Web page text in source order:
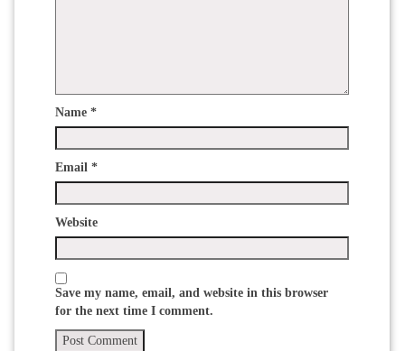
Name *
Email *
Website
Save my name, email, and website in this browser
for the next time I comment.